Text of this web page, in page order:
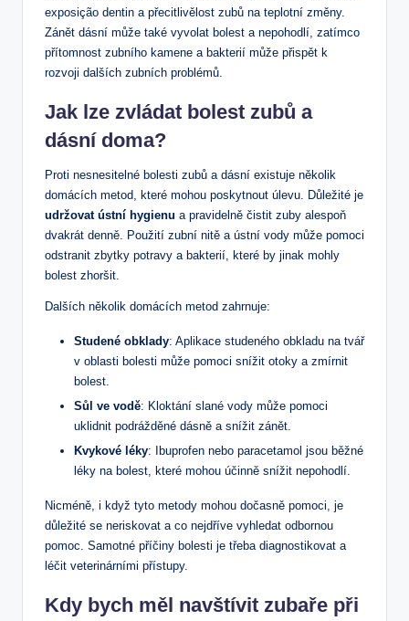
exposição dentin a přecitlivělost zubů na teplotní změny.
Zánět dásní může také vyvolat bolest a nepohodlí, zatímco
přítomnost zubního kamene a bakterií může přispět k
rozvoji dalších zubních problémů.
Jak lze zvládat bolest zubů a
dásní doma?
Proti nesnesitelné bolesti zubů a dásní existuje několik
domácích metod, které mohou poskytnout úlevu. Důležité je
udržovat ústní hygienu a pravidelně čistit zuby alespoň
dvakrát denně. Použití zubní nitě a ústní vody může pomoci
odstranit zbytky potravy a bakterií, které by jinak mohly
bolest zhoršit.
Dalších několik domácích metod zahrnuje:
Studené obklady: Aplikace studeného obkladu na tvář
v oblasti bolesti může pomoci snížit otoky a zmírnit
bolest.
Sůl ve vodě: Kloktání slané vody může pomoci
uklidnit podrážděné dásně a snížit zánět.
Kvykové léky: Ibuprofen nebo paracetamol jsou běžné
léky na bolest, které mohou účinně snížit nepohodlí.
Nicméně, i když tyto metody mohou dočasně pomoci, je
důležité se neriskovat a co nejdříve vyhledat odbornou
pomoc. Samotné příčiny bolesti je třeba diagnostikovat a
léčit veterinárními přístupy.
Kdy bych měl navštívit zubaře při